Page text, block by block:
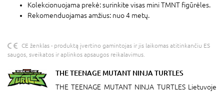
Kolekcionuojama prekė: surinkite visas mini TMNT figūrėles.
Rekomenduojamas amžius: nuo 4 metų.
CE ženklas - produktą įvertino gamintojas ir jis laikomas atitinkančiu ES
saugos, sveikatos ir aplinkos apsaugos reikalavimus.
THE TEENAGE MUTANT NINJA TURTLES
THE TEENAGE MUTANT NINJA TURTLES Lietuvoje